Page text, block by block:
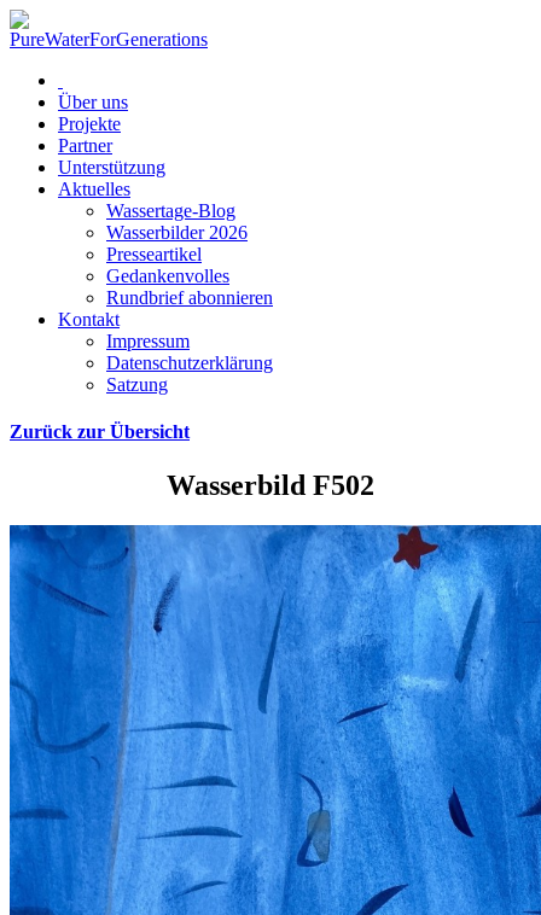
Über uns
Projekte
Partner
Unterstützung
Aktuelles
Wassertage-Blog
Wasserbilder 2026
Presseartikel
Gedankenvolles
Rundbrief abonnieren
Kontakt
Impressum
Datenschutzerklärung
Satzung
Zurück zur Übersicht
Wasserbild F502